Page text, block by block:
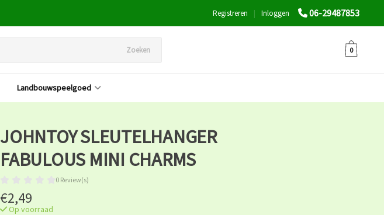
06-29487853
Inloggen
|
Registreren
Zoeken 0
Landbouwspeelgoed
JOHNTOY SLEUTELHANGER
FABULOUS MINI CHARMS
0 Review(s)
€2,49
Op voorraad